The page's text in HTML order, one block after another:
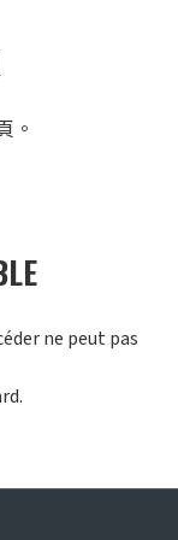
。
ne peut pas